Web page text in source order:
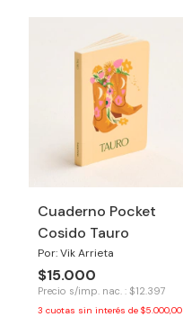
Cuaderno Pocket
Cosido Tauro
Por: Vik Arrieta
$15.000
Precio s/imp. nac. : $12.397
3 cuotas sin interés de $5.000,00